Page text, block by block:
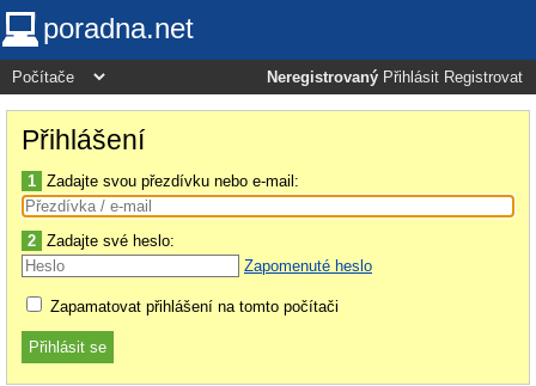
poradna.net
Neregistrovaný Přihlásit Registrovat
Přihlášení
1 Zadajte svou přezdívku nebo e-mail:
2 Zadajte své heslo:
Zapomenuté heslo
Zapamatovat přihlášení na tomto počítači